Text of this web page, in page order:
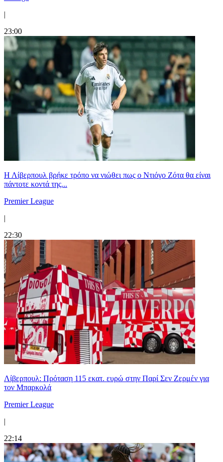
|
23:00
Η Λίβερπουλ βρήκε τρόπο να νιώθει πως ο Ντιόγο Ζότα θα είναι
πάντοτε κοντά της...
Premier League
|
22:30
Λίβερπουλ: Πρόταση 115 εκατ. ευρώ στην Παρί Σεν Ζερμέν για
τον Μπαρκολά
Premier League
|
22:14